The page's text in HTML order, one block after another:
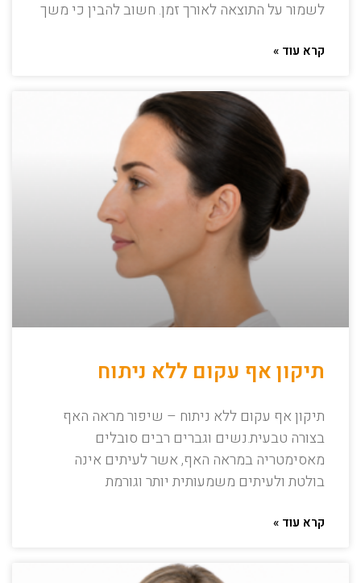
לשמור על התוצאה לאורך זמן. חשוב להבין כי משך
קרא עוד »
תיקון אף עקום ללא ניתוח
תיקון אף עקום ללא ניתוח – שיפור מראה האף
בצורה טבעית.נשים וגברים רבים סובלים
מאסימטריה במראה האף, אשר לעיתים אינה
בולטת ולעיתים משמעותית יותר וגורמת
קרא עוד »